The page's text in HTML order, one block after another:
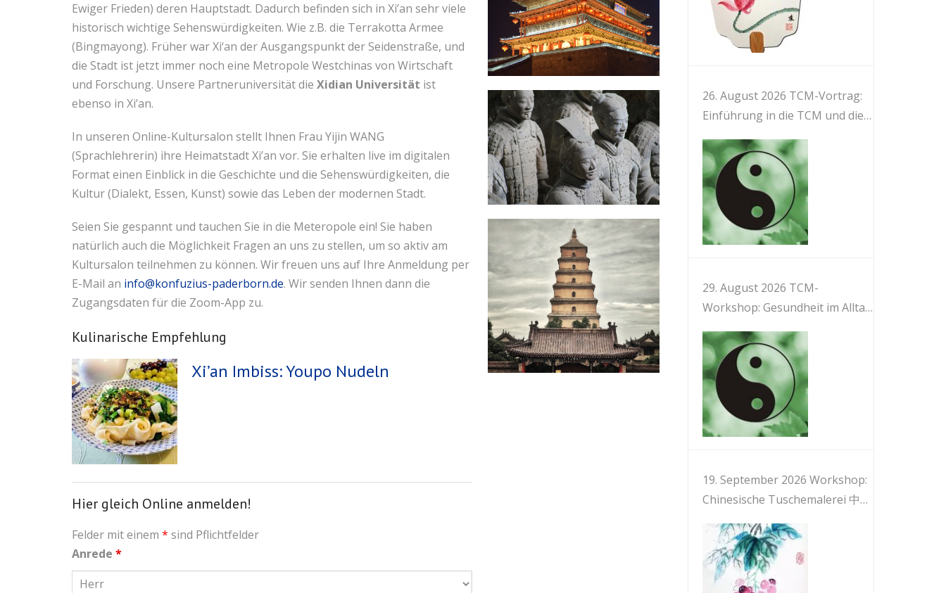
Ewiger Frieden) deren Hauptstadt. Dadurch befinden sich in Xi’an sehr viele
historisch wichtige Sehenswürdigkeiten. Wie z.B. die Terrakotta Armee
(Bingmayong). Früher war Xi‘an der Ausgangspunkt der Seidenstraße, und
die Stadt ist jetzt immer noch eine Metropole Westchinas von Wirtschaft
und Forschung. Unsere Partneruniversität die Xidian Universität ist
ebenso in Xi’an.
In unseren Online-Kultursalon stellt Ihnen Frau Yijin WANG
(Sprachlehrerin) ihre Heimatstadt Xi’an vor. Sie erhalten live im digitalen
Format einen Einblick in die Geschichte und die Sehenswürdigkeiten, die
Kultur (Dialekt, Essen, Kunst) sowie das Leben der modernen Stadt.
Seien Sie gespannt und tauchen Sie in die Meteropole ein! Sie haben
natürlich auch die Möglichkeit Fragen an uns zu stellen, um so aktiv am
Kultursalon teilnehmen zu können. Wir freuen uns auf Ihre Anmeldung per
E-Mail an info@konfuzius-paderborn.de. Wir senden Ihnen dann die
Zugangsdaten für die Zoom-App zu.
Kulinarische Empfehlung
Xi’an Imbiss: Youpo Nudeln
Hier gleich Online anmelden!
Felder mit einem * sind Pflichtfelder
Anrede *
26. August 2026 TCM-Vortrag:
Einführung in die TCM und die
体经络简介
29. August 2026 TCM-
Workshop: Gesundheit im Alltag
Gong 中医与健身气功：日常保健
19. September 2026 Workshop:
Chinesische Tuschemalerei 中国